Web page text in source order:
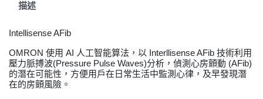
描述
Intellisense AFib
OMRON 使用 AI 人工智能算法，以 Interllisense AFib 技術利用
壓力脈搏波(Pressure Pulse Waves)分析，偵測心房顫動 (AFib)
的潛在可能性，方便用戶在日常生活中監測心律，及早發現潛
在的房顫風險。